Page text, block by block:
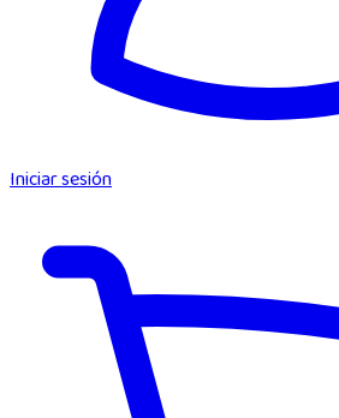
Iniciar sesión